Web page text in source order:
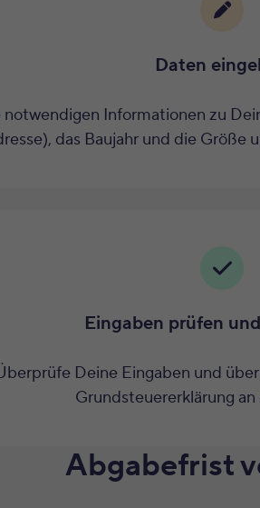
Daten
notwendigen Informationen zu
das Baujahr und die
Eingaben prüfen
Deine Eingaben und
Grundsteuererklärung
Abgabefrist